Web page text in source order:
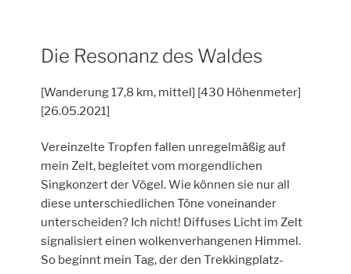
Die Resonanz des Waldes
[Wanderung 17,8 km, mittel] [430 Höhenmeter]
[26.05.2021]
Vereinzelte Tropfen fallen unregelmäßig auf
mein Zelt, begleitet vom morgendlichen
Singkonzert der Vögel. Wie können sie nur all
diese unterschiedlichen Töne voneinander
unterscheiden? Ich nicht! Diffuses Licht im Zelt
signalisiert einen wolkenverhangenen Himmel.
So beginnt mein Tag, der den Trekkingplatz-